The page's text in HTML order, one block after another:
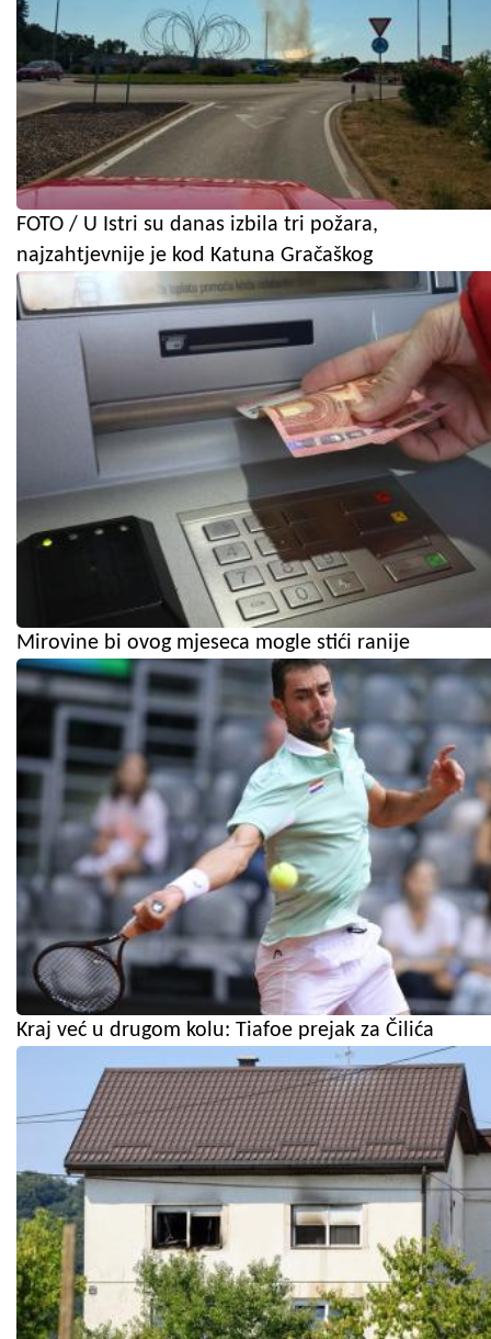
FOTO / U Istri su danas izbila tri požara,
najzahtjevnije je kod Katuna Gračaškog
Mirovine bi ovog mjeseca mogle stići ranije
Kraj već u drugom kolu: Tiafoe prejak za Čilića